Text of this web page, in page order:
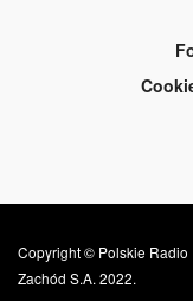
Copyright © Polskie Radio
Zachód S.A. 2022.